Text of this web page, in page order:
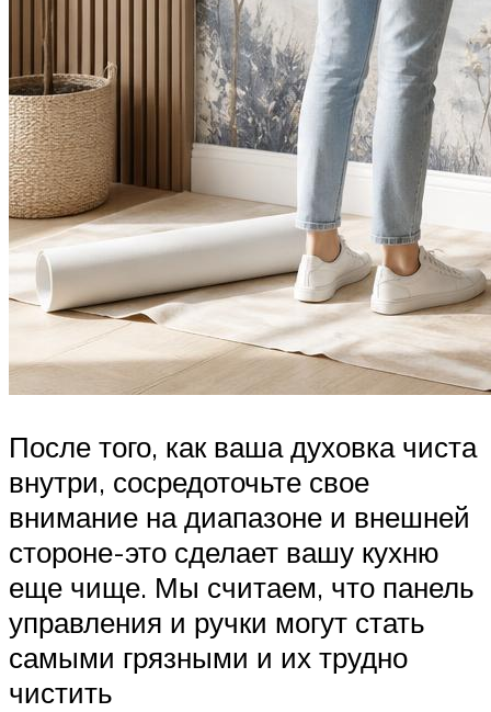
После того, как ваша духовка чиста
внутри, сосредоточьте свое
внимание на диапазоне и внешней
стороне-это сделает вашу кухню
еще чище. Мы считаем, что панель
управления и ручки могут стать
самыми грязными и их трудно
чистить